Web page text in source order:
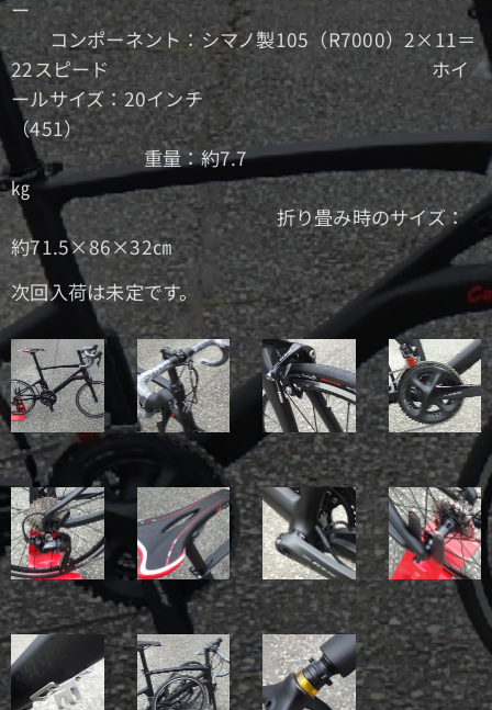
ー
コンポーネント：シマノ製105（R7000）2×11＝
22スピード ホイ
ールサイズ：20インチ
（451）
重量：約7.7
㎏
折り畳み時のサイズ：
約71.5×86×32㎝
次回入荷は未定です。